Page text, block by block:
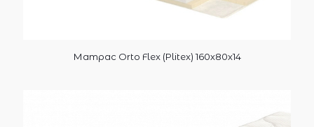
Матрас Orto Flex (Plitex) 160х80х14